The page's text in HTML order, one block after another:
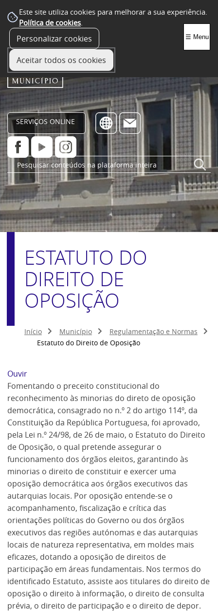
Este site utiliza cookies para melhorar a sua experiência.
Política de cookies.
Personalizar cookies
Aceitar todos os cookies
SERVIÇOS ONLINE
☰ Menu
ESTATUTO DO
DIREITO DE
OPOSIÇÃO
Início Município
Regulamentação e Normas
Estatuto do Direito de Oposição
Ouvir
Fomentando o preceito constitucional do
reconhecimento às minorias do direto de oposição
democrática, consagrado no n.º 2 do artigo 114º, da
Constituição da República Portuguesa, foi aprovado,
pela Lei n.º 24/98, de 26 de maio, o Estatuto do Direito
de Oposição, o qual pretende assegurar o
funcionamento dos órgãos eleitos, garantindo às
minorias o direito de constituir e exercer uma
oposição democrática aos órgãos executivos das
autarquias locais. Por oposição entende-se o
acompanhamento, fiscalização e crítica das
orientações políticas do Governo ou dos órgãos
executivos das regiões autónomas e das autarquias
locais de natureza representativa, em moldes mais
eficazes, dotando a oposição de direitos de
participação em áreas fundamentais. Nos termos do
identificado Estatuto, assiste aos titulares do direito de
oposição o direito à informação, o direito de consulta
prévia, o direito de participação e o direito de depor.